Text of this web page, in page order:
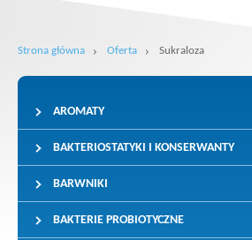
Strona główna Oferta Sukraloza
AROMATY
BAKTERIOSTATYKI I KONSERWANTY
BARWNIKI
BAKTERIE PROBIOTYCZNE